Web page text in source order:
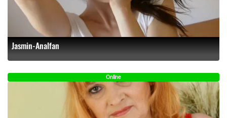
Jasmin-Analfan
Online